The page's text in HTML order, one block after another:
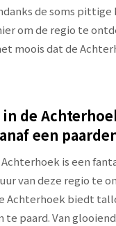
de soms pittige
om de regio te
moois dat de
de
een
is een
van deze regio te
Achterhoek biedt
paard. Van